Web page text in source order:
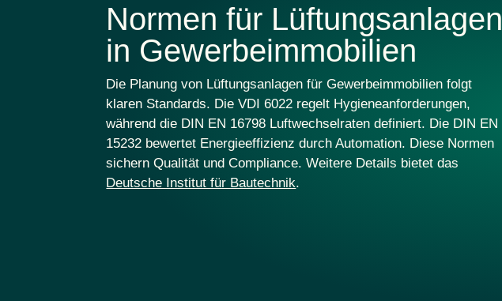
Normen für Lüftungsanlagen
in Gewerbeimmobilien
Die Planung von Lüftungsanlagen für Gewerbeimmobilien folgt
klaren Standards. DieVDI 6022 regelt Hygieneanforderungen,
während die DIN EN 16798 Luftwechselraten definiert. Die DIN EN
15232 bewertet Energieeffizienz durch Automation. Diese Normen
sichern Qualität und Compliance. Weitere Details bietet das
Deutsche Institut für Bautechnik.